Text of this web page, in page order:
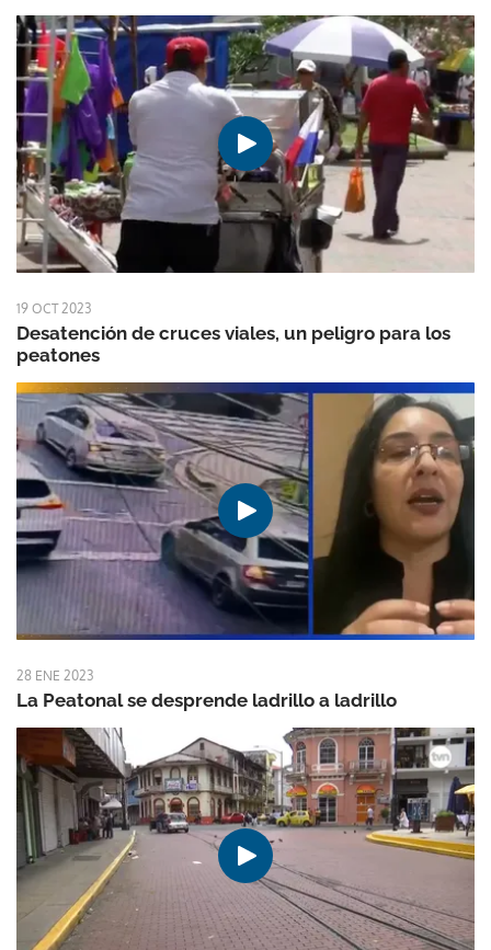
19 OCT 2023
Desatención de cruces viales, un peligro para los
peatones
28 ENE 2023
La Peatonal se desprende ladrillo a ladrillo